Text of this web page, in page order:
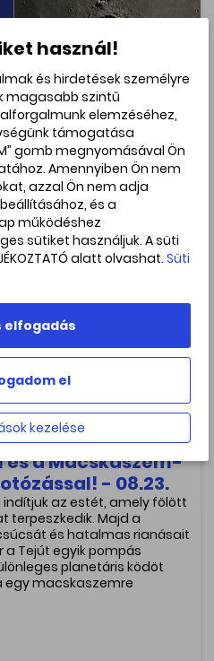
kráterei - 08.22.
legkáprázatosabb krétere, a
déli féltekéjén a Clavius
Ezt követően a Gyűrűs-köd
amelynek alakja egy
Végül a Tejút egyik fiatal
kapjuk távcsővégre.
a Macskaszem-
- 08.23.
indítjuk az estét, amely fölött
terpeszkedik. Majd a
és hatalmas rianásait
a Tejút egyik pompás
planetáris ködöt
egy macskaszemre
használ!
és hirdetések személyre
magasabb szintű
elemzéséhez,
támogatása
gomb megnyomásával Ön
Amennyiben Ön nem
azzal Ön nem adja
és a
működéshez
sütiket használjuk. A süti
alatt olvashat. Süti
elfogadás
el
kezelése